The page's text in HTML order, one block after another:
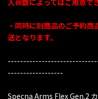
入荷数によってはご用意で
・同時に別商品のご予約
送となります。
------------------
Specna Arms Flex Gen.2